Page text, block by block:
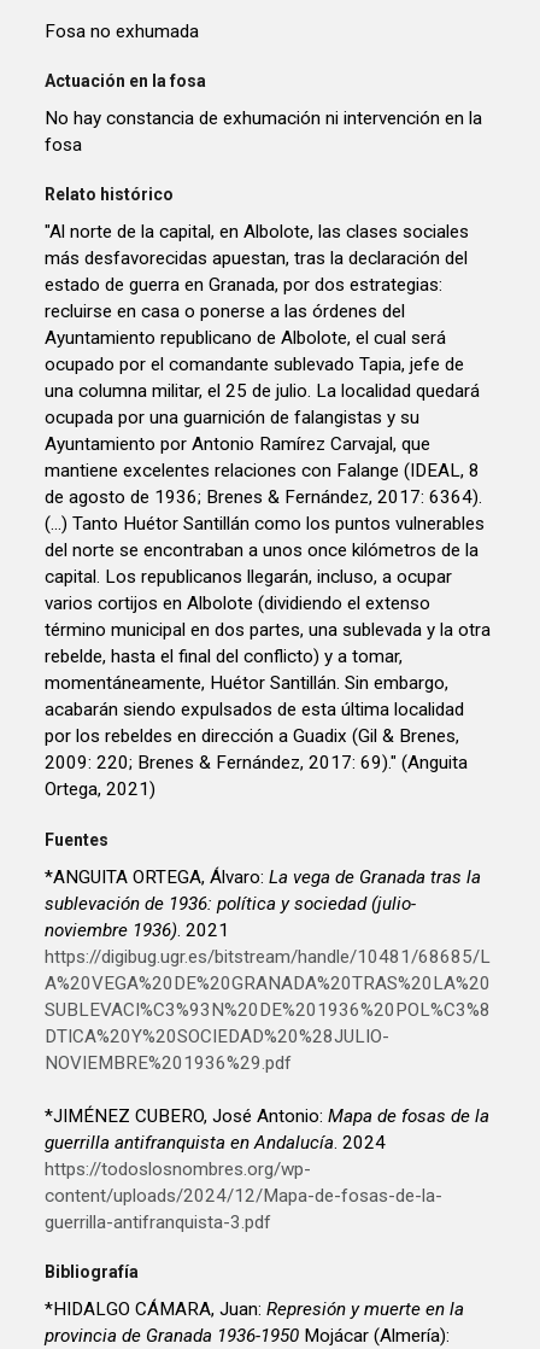
Fosa no exhumada
Actuación en la fosa
No hay constancia de exhumación ni intervención en la
fosa
Relato histórico
"Al norte de la capital, en Albolote, las clases sociales
más desfavorecidas apuestan, tras la declaración del
estado de guerra en Granada, por dos estrategias:
recluirse en casa o ponerse a las órdenes del
Ayuntamiento republicano de Albolote, el cual será
ocupado por el comandante sublevado Tapia, jefe de
una columna militar, el 25 de julio. La localidad quedará
ocupada por una guarnición de falangistas y su
Ayuntamiento por Antonio Ramírez Carvajal, que
mantiene excelentes relaciones con Falange (IDEAL, 8
de agosto de 1936; Brenes & Fernández, 2017: 6364).
(...) Tanto Huétor Santillán como los puntos vulnerables
del norte se encontraban a unos once kilómetros de la
capital. Los republicanos llegarán, incluso, a ocupar
varios cortijos en Albolote (dividiendo el extenso
término municipal en dos partes, una sublevada y la otra
rebelde, hasta el final del conflicto) y a tomar,
momentáneamente, Huétor Santillán. Sin embargo,
acabarán siendo expulsados de esta última localidad
por los rebeldes en dirección a Guadix (Gil & Brenes,
2009: 220; Brenes & Fernández, 2017: 69)." (Anguita
Ortega, 2021)
Fuentes
*ANGUITA ORTEGA, Álvaro:La vega de Granada tras la
sublevación de 1936: política y sociedad (julio-
noviembre 1936). 2021
https://digibug.ugr.es/bitstream/handle/10481/68685/L
A%20VEGA%20DE%20GRANADA%20TRAS%20LA%20
SUBLEVACI%C3%93N%20DE%201936%20POL%C3%8
DTICA%20Y%20SOCIEDAD%20%28JULIO-
NOVIEMBRE%201936%29.pdf
*JIMÉNEZ CUBERO, José Antonio:Mapa de fosas de la
guerrilla antifranquista en Andalucía. 2024
https://todoslosnombres.org/wp-
content/uploads/2024/12/Mapa-de-fosas-de-la-
guerrilla-antifranquista-3.pdf
Bibliografía
*HIDALGO CÁMARA, Juan:Represión y muerte en la
provincia de Granada 1936-1950 Mojácar (Almería):